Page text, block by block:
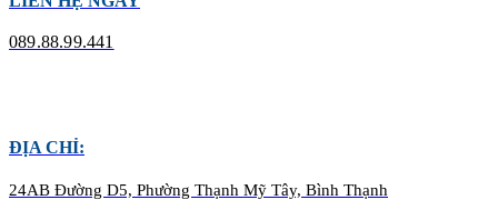
089.88.99.441
ĐỊA CHỈ:
24AB Đường D5, Phường Thạnh Mỹ Tây, Bình Thạnh